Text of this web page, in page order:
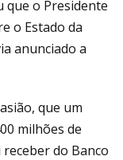
o Presidente
o Estado da
anunciado a
que um
milhões de
do Banco